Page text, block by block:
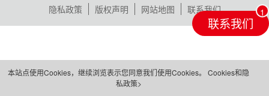
隐私政策 版权声明 网站地图 联系我们
联系我们
本站点使用Cookies，继续浏览表示您同意我们使用Cookies。 Cookies和隐
私政策>